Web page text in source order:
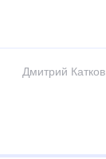
Дмитрий Катков